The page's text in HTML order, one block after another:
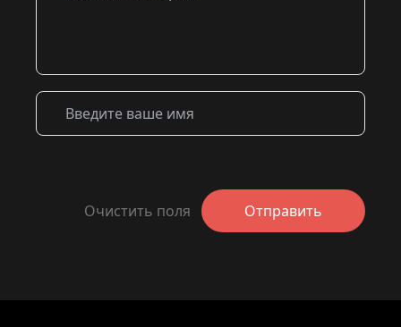
Очистить поля Отправить